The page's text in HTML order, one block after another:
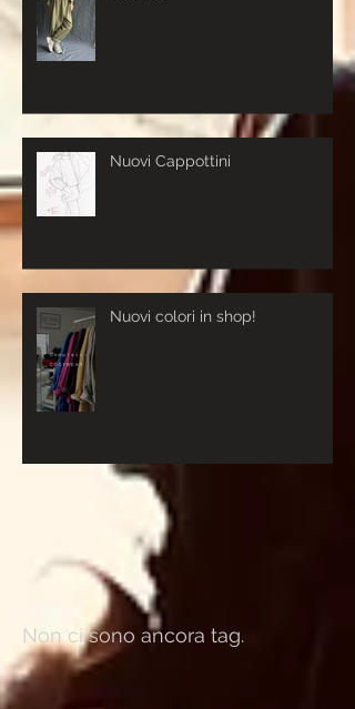
Cerca per tag
Nuovi Cappottini
Nuovi colori in shop!
Non ci sono ancora tag.